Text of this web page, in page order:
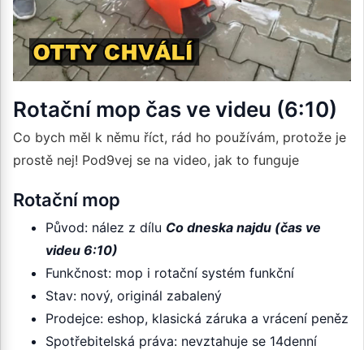
Rotační mop čas ve videu (6:10)
Co bych měl k němu říct, rád ho používám, protože je
prostě nej! Pod9vej se na video, jak to funguje
Rotační mop
Původ: nález z dílu Co dneska najdu (čas ve
videu 6:10)
Funkčnost: mop i rotační systém funkční
Stav: nový, originál zabalený
Prodejce: eshop, klasická záruka a vrácení peněz
Spotřebitelská práva: nevztahuje se 14denní